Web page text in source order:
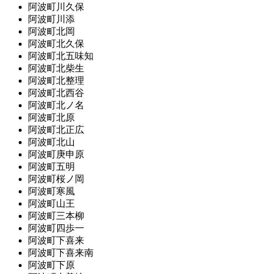
阿波町川久保
阿波町川添
阿波町北岡
阿波町北久保
阿波町北五味知
阿波町北柴生
阿波町北整理
阿波町北西谷
阿波町北ノ名
阿波町北原
阿波町北正広
阿波町北山
阿波町庚申原
阿波町五明
阿波町桜ノ岡
阿波町寒風
阿波町山王
阿波町三本柳
阿波町四歩一
阿波町下喜来
阿波町下喜来南
阿波町下原